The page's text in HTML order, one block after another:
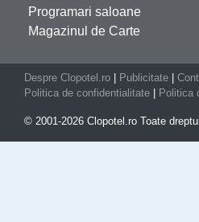
Programari saloane
Magazinul de Carte
Despre Clopotel.ro Publicitate
Politica de confidentialitate
Politica
© 2001-2026 Clopotel.ro Toate